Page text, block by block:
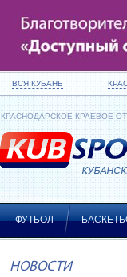
ВСЯ КУБАНЬ
КРАСНОДАРСКОЕ КРАЕВОЕ
ФУТБОЛ
НОВОСТИ